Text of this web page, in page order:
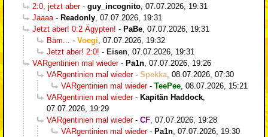
2:0, jetzt aber- guy_incognito 07.07.2026, 19:31
Jaaaa - Readonly 07.07.2026, 19:31
Jetzt aber! 0:2 Ägypten! - PaBe 07.07.2026, 19:31
Bäm...
- Voegi 07.07.2026, 19:32
Jetzt aber! 2:0! - Eisen 07.07.2026, 19:31
VARgentinien mal wieder- Pa1n 07.07.2026, 19:26
VARgentinien mal wieder- Spekka 08.07.2026, 07:30
VARgentinien mal wieder- TeePee 08.07.2026, 15:21
VARgentinien mal wieder- Kapitän Haddock
07.07.2026, 19:29
VARgentinien mal wieder- CF 07.07.2026, 19:28
VARgentinien mal wieder- Pa1n 07.07.2026, 19:30